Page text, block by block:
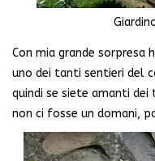
Con mia grande sorpresa
uno dei tanti sentieri del
quindi se siete amanti dei
non ci fosse un domani,